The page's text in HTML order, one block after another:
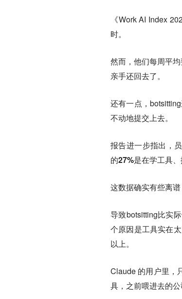
《Work AI Index
时。
然而，他们每周平
亲手还回去了。
还有一点，
不动地提交上去。
报告进一步指出，
的27%是在学工具、
这数据确实有些离谱
导致botsitting比实
个原因是工具实在
以上。
Claude 的用户里，
具，之前喂进去的